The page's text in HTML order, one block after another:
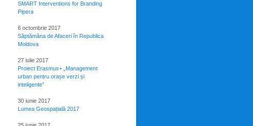
SMART Interventions for Branding
Pipera
6 octombrie 2017
Săptămâna de Afaceri în Republica
Moldova
27 iulie 2017
Proiect Erasmus+ „Management
urban pentru orașe verzi și
inteligente”
30 iunie 2017
Lumea Geospațială 2017